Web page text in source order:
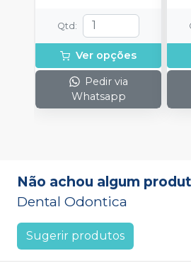
Qtd :
Ver opções
Pedir via
Whatsapp
Não achou algum
Dental Odontica
Sugerir produtos